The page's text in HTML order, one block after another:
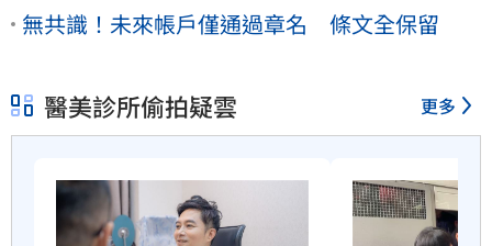
無共識！未來帳戶僅通過章名 條文全保留
醫美診所偷拍疑雲 更多